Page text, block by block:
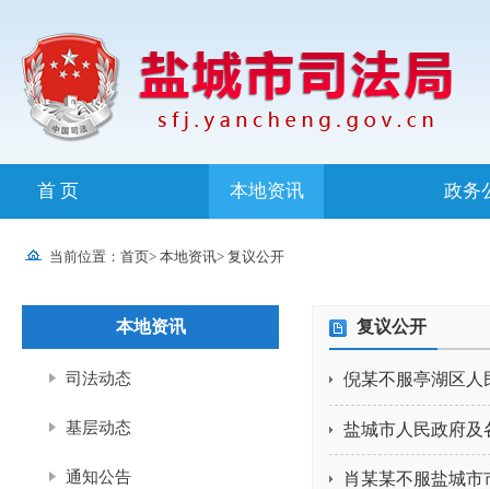
首 页 本地资讯 政务
当前位置： 首页> 本地资讯> 复议公开
本地资讯
司法动态
基层动态
通知公告
复议公开
倪某不服亭湖区人
盐城市人民政府及
肖某某不服盐城